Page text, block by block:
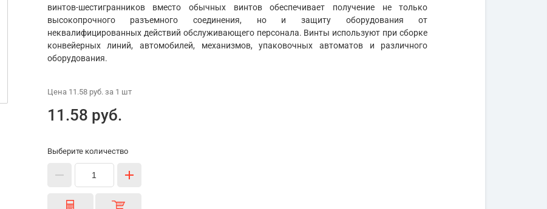
винтов-шестигранников вместо обычных винтов обеспечивает получение не только
высокопрочного разъемного соединения, но и защиту оборудования от
неквалифицированных действий обслуживающего персонала. Винты используют при сборке
конвейерных линий, автомобилей, механизмов, упаковочных автоматов и различного
оборудования.
Цена 11.58 руб.за 1 шт
11.58 руб.
Выберите количество